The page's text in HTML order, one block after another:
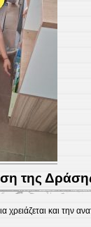
της
και την